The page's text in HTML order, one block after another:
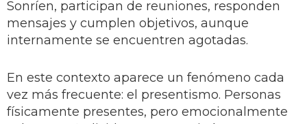
Sonríen, participan de reuniones, responden
mensajes y cumplen objetivos, aunque
internamente se encuentren agotadas.
En este contexto aparece un fenómeno cada
vez más frecuente: el presentismo. Personas
físicamente presentes, pero emocionalmente